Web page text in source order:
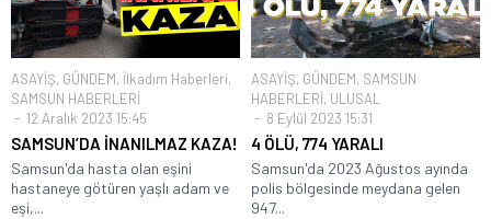
ASAYİŞ, GÜNDEM, İlkadım Haberleri,
SAMSUN HABERLERİ
12 Aralık 2023 15:45
SAMSUN’DA İNANILMAZ KAZA!
Samsun'da hasta olan eşini
hastaneye götüren yaşlı adam ve
eşi,...
ASAYİŞ, GÜNDEM, SAMSUN
HABERLERİ, ULUSAL
8 Eylül 2023 15:31
4 ÖLÜ, 774 YARALI
Samsun'da 2023 Ağustos ayında
polis bölgesinde meydana gelen
947...